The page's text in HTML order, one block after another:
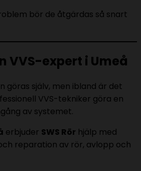
bör de åtgärdas så snart
VVS-expert i Umeå
göras själv, men ibland är det
VVS-tekniker göra en
av systemet.
erbjuder SWS Rör hjälp med
reparation av rör, avlopp och